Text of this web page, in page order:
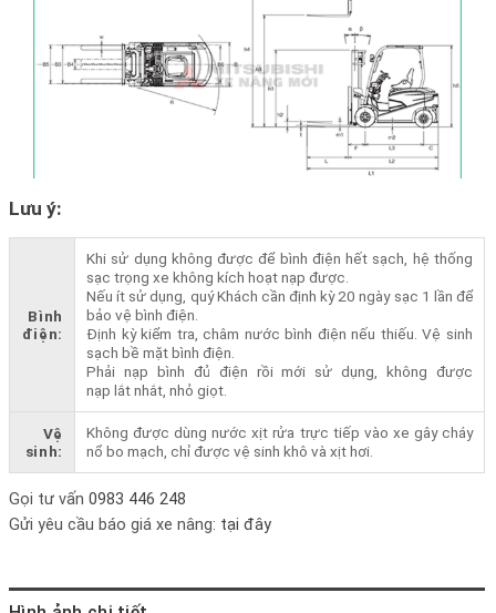
Lưu ý:
Bình
điện:
Khi sử dụng không được để bình điện hết sạch, hệ thống
sạc trọng xe không kích hoạt nạp được.
Nếu ít sử dụng, quý Khách cần định kỳ 20 ngày sạc 1 lần để
bảo vệ bình điện.
Định kỳ kiểm tra, châm nước bình điện nếu thiếu. Vệ sinh
sạch bề mặt bình điện.
Phải nạp bình đủ điện rồi mới sử dụng, không được
nạp lắt nhắt, nhỏ giọt.
Vệ
sinh:
Không được dùng nước xịt rửa trực tiếp vào xe gây cháy
nổ bo mạch, chỉ được vệ sinh khô và xịt hơi.
Gọi tư vấn 0983 446 248
Gửi yêu cầu báo giá xe nâng: tại đây